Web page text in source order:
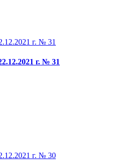
г. № 31
г. № 31
г. № 30